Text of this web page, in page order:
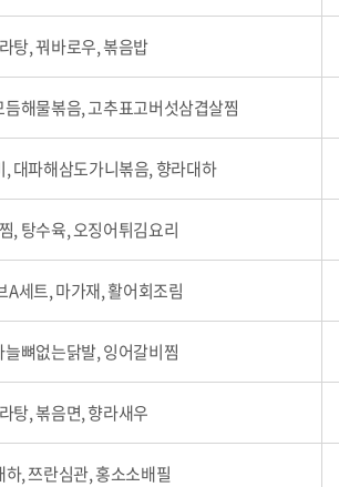
탕, 꿔바로우, 볶음밥
해물볶음, 고추표고버섯삼겹살찜
대파해삼도가니볶음, 향라대하
, 탕수육, 오징어튀김요리
A세트, 마가재, 활어회조림
늘뼈없는닭발, 잉어갈비찜
탕, 볶음면, 향라새우
하, 쯔란심관, 홍소소배필